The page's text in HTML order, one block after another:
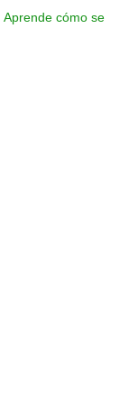
Aprende cómo se